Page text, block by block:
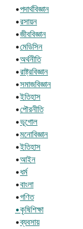
•পদার্থবিজ্ঞান
•রসায়ন
•জীববিজ্ঞান
•মেডিসিন
•অর্থনীতি
•রাষ্ট্রবিজ্ঞান
•সমাজবিজ্ঞান
•ইতিহাস
•পৌরনীতি
•ভূগোল
•মনোবিজ্ঞান
•ইতিহাস
•আইন
•ধর্ম
•বাংলা
•গণিত
•কৃষিশিক্ষা
•ব্যবসায়